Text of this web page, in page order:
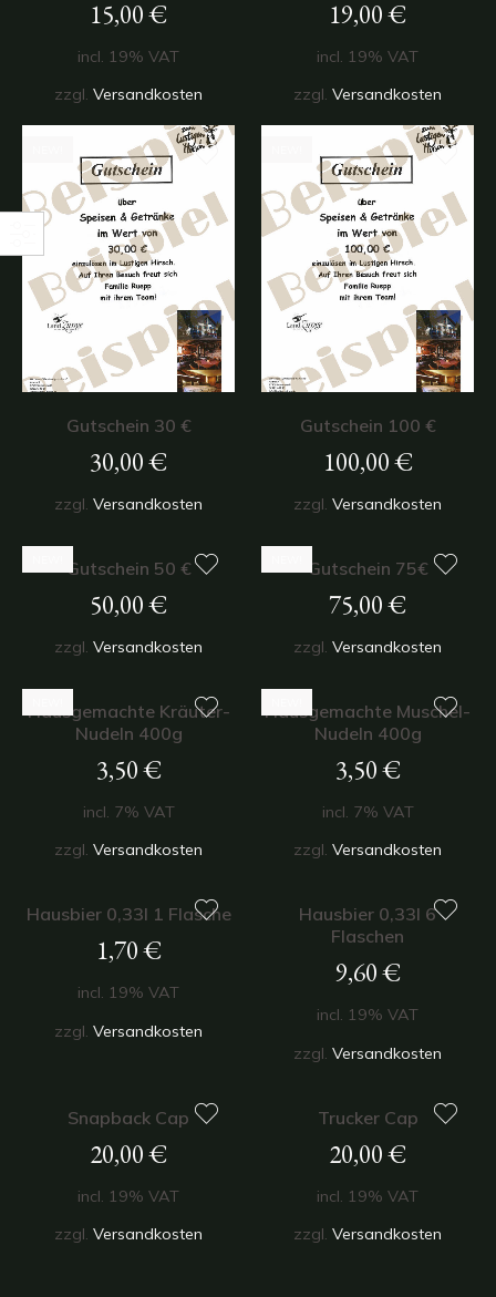
15,00€
incl. 19% VAT
zzgl. Versandkosten
19,00€
incl. 19% VAT
zzgl. Versandkosten
Gutschein 30 €
30,00€
zzgl. Versandkosten
Gutschein 100 €
100,00€
zzgl. Versandkosten
Gutschein 50 €
50,00€
zzgl. Versandkosten
Gutschein 75€
75,00€
zzgl. Versandkosten
Hausgemachte Kräuter-
Nudeln 400g
3,50€
incl. 7% VAT
zzgl. Versandkosten
Hausgemachte Muschel-
Nudeln 400g
3,50€
incl. 7% VAT
zzgl. Versandkosten
Hausbier 0,33l 1 Flasche
1,70€
incl. 19% VAT
zzgl. Versandkosten
Hausbier 0,33l 6
Flaschen
9,60€
incl. 19% VAT
zzgl. Versandkosten
Snapback Cap
20,00€
incl. 19% VAT
zzgl. Versandkosten
Trucker Cap
20,00€
incl. 19% VAT
zzgl. Versandkosten